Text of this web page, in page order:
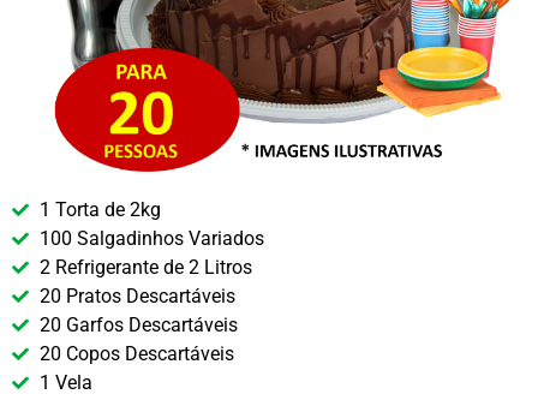
1 Torta de 2kg
100 Salgadinhos Variados
2 Refrigerante de 2 Litros
20 Pratos Descartáveis
20 Garfos Descartáveis
20 Copos Descartáveis
1 Vela